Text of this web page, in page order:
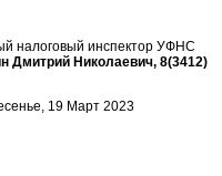
налоговый инспектор УФНС
Дмитрий Николаевич, 8(3412)
19 Март 2023